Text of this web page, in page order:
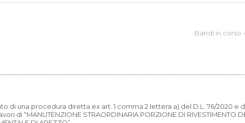
Bandi in corso
di una procedura diretta ex art. 1 comma 2 lettera a) del D.L. 76/2020 e
“MANUTENZIONE STRAORDINARIA PORZIONE DI RIVESTIMENTO